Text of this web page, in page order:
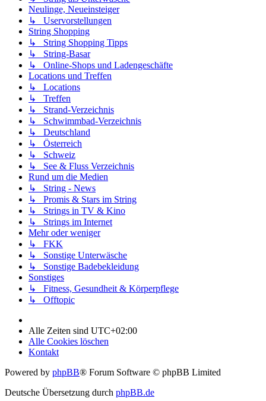
Neulinge, Neueinsteiger
↳ Uservorstellungen
String Shopping
↳ String Shopping Tipps
↳ String-Basar
↳ Online-Shops und Ladengeschäfte
Locations und Treffen
↳ Locations
↳ Treffen
↳ Strand-Verzeichnis
↳ Schwimmbad-Verzeichnis
↳ Deutschland
↳ Österreich
↳ Schweiz
↳ See & Fluss Verzeichnis
Rund um die Medien
↳ String - News
↳ Promis & Stars im String
↳ Strings in TV & Kino
↳ Strings im Internet
Mehr oder weniger
↳ FKK
↳ Sonstige Unterwäsche
↳ Sonstige Badebekleidung
Sonstiges
↳ Fitness, Gesundheit & Körperpflege
↳ Offtopic
Alle Zeiten sind UTC+02:00
Alle Cookies löschen
Kontakt
Powered by phpBB® Forum Software © phpBB Limited
Deutsche Übersetzung durch phpBB.de